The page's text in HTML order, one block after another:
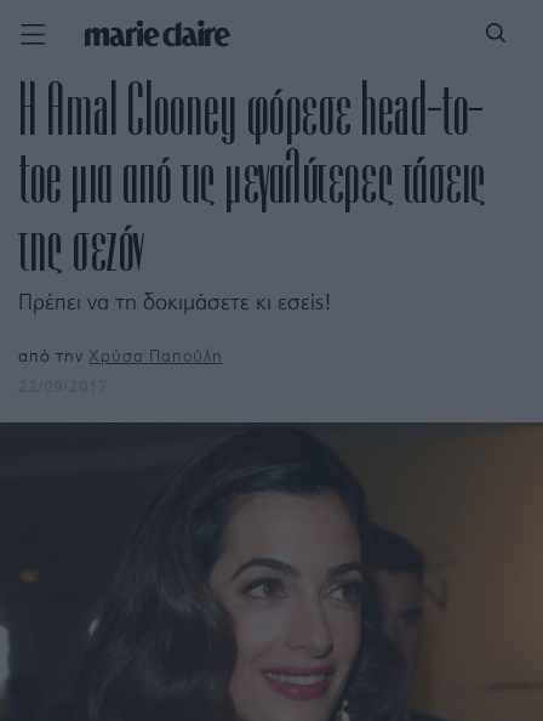
Η Amal Clooney φόρεσε head-to-
toe μια από τις μεγαλύτερες τάσεις
της σεζόν
Πρέπει να τη δοκιμάσετε κι εσείς!
από τηνΧρύσα Παπούλη